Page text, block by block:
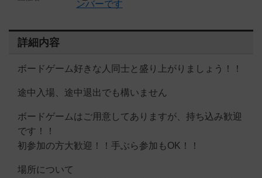
ンバーです
詳細内容
ボードゲーム好きな人同士と盛り上がりましょう！！
途中入場、途中退出でも構いません
ボードゲームはご用意してありますが、持ち込み歓迎
です！！
初参加の方大歓迎！！手ぶら参加もOK！！
場所について